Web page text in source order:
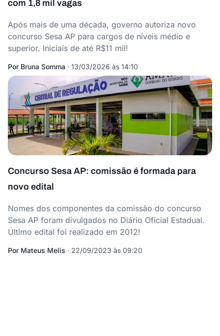
com 1,8 mil vagas
Após mais de uma década, governo autoriza novo
concurso Sesa AP para cargos de níveis médio e
superior. Iniciais de até R$11 mil!
Por Bruna Somma · 13/03/2026 às 14:10
Concurso Sesa AP: comissão é formada para
novo edital
Nomes dos componentes da comissão do concurso
Sesa AP foram divulgados no Diário Oficial Estadual.
Último edital foi realizado em 2012!
Por Mateus Melis · 22/09/2023 às 09:20